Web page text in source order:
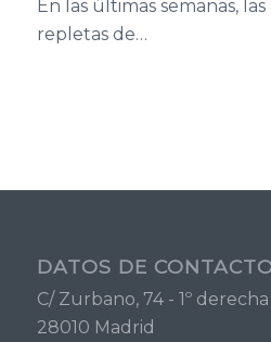
En las últimas semanas,
repletas de…
DATOS DE
C/ Zurbano, 74 - 1º derecha
28010 Madrid